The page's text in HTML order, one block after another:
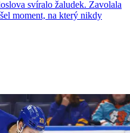
svíralo žaludek. Zavolala
moment, na který nikdy